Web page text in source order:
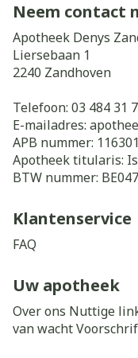
Neem contact
Apotheek Denys
Liersebaan 1
2240 Zandhoven
Telefoon: 03 484 31
E-mailadres:
APB nummer: 116301
Apotheek titularis:
BTW nummer:
Klantenservice
FAQ
Uw apotheek
Over ons Nuttige
van wacht